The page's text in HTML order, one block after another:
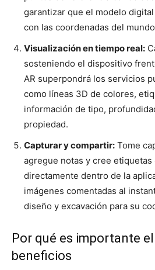
garantizar que el modelo
con las coordenadas del
Visualización en tiempo real:
sosteniendo el dispositivo
AR superpondrá los servicios
como líneas 3D de colores,
información de tipo,
propiedad.
Capturar y compartir: Tome
agregue notas y cree etiquetas
directamente dentro de la
imágenes comentadas al
diseño y excavación para su
Por qué es importante
beneficios